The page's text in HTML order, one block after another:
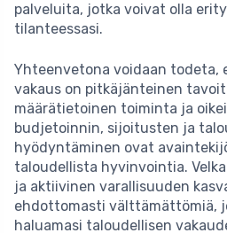
palveluita, jotka voivat olla
tilanteessasi.
Yhteenvetona voidaan todeta,
vakaus on pitkäjänteinen
määrätietoinen toiminta ja
budjetoinnin, sijoitusten ja
hyödyntäminen ovat
taloudellista hyvinvointia.
ja aktiivinen varallisuuden
ehdottomasti välttämättömiä,
haluamasi taloudellisen